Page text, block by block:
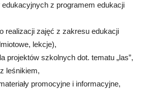
edukacyjnych z programem edukacji
realizacji zajęć z zakresu edukacji
lekcje),
projektów szkolnych dot. tematu „las”,
leśnikiem,
promocyjne i informacyjne,